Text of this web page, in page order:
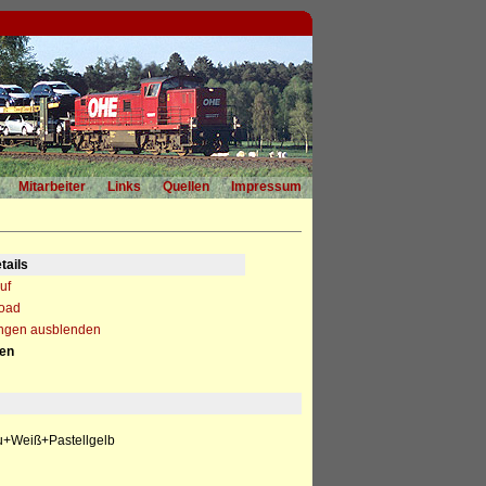
Mitarbeiter Links Quellen Impressum
ausblenden